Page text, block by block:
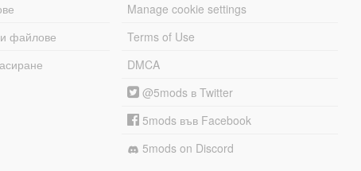
файлове
Manage cookie settings
Terms of Use
DMCA
@5mods в Twitter
5mods във Facebook
5mods on Discord